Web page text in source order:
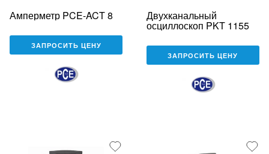
Амперметр PCE-ACT 8
ЗАПРОСИТЬ ЦЕНУ
Двухканальный
осциллоскоп PKT 1155
ЗАПРОСИТЬ ЦЕНУ